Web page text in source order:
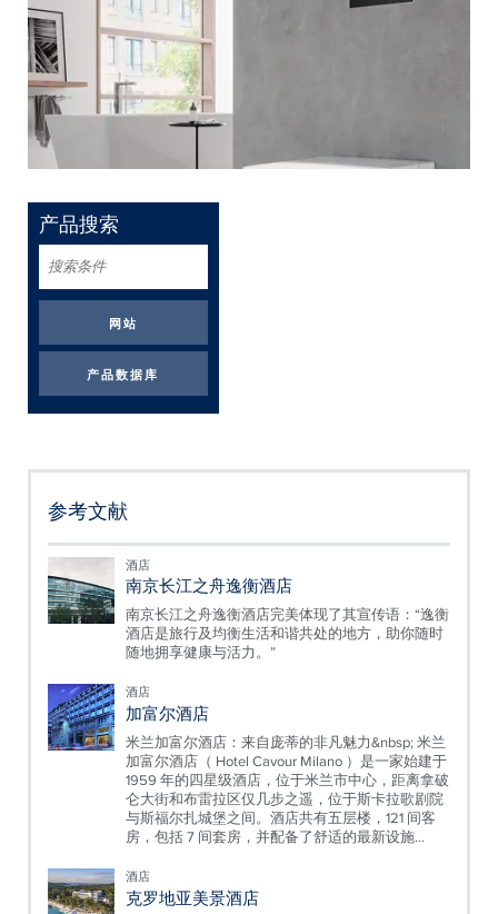
产品搜索
搜
索
条
参考文献
酒店
南京长江之舟逸衡酒店
南京长江之舟逸衡酒店完美体现了其宣传语：“逸衡
酒店是旅行及均衡生活和谐共处的地方，助你随时
随地拥享健康与活力。”
酒店
加富尔酒店
米兰加富尔酒店：来自庞蒂的非凡魅力&nbsp; 米兰
加富尔酒店（ Hotel Cavour Milano ）是一家始建于
1959 年的四星级酒店，位于米兰市中心，距离拿破
仑大街和布雷拉区仅几步之遥，位于斯卡拉歌剧院
与斯福尔扎城堡之间。酒店共有五层楼，121 间客
房，包括 7 间套房，并配备了舒适的最新设施...
酒店
克罗地亚美景酒店